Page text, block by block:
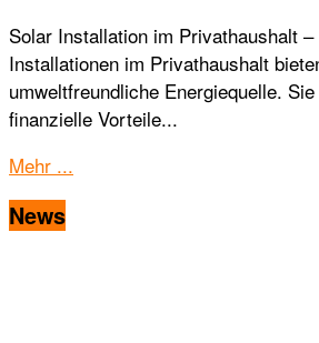
Solar Installation im Privathaushalt
Installationen im Privathaushalt
umweltfreundliche Energiequelle.
finanzielle Vorteile...
Mehr ...
News